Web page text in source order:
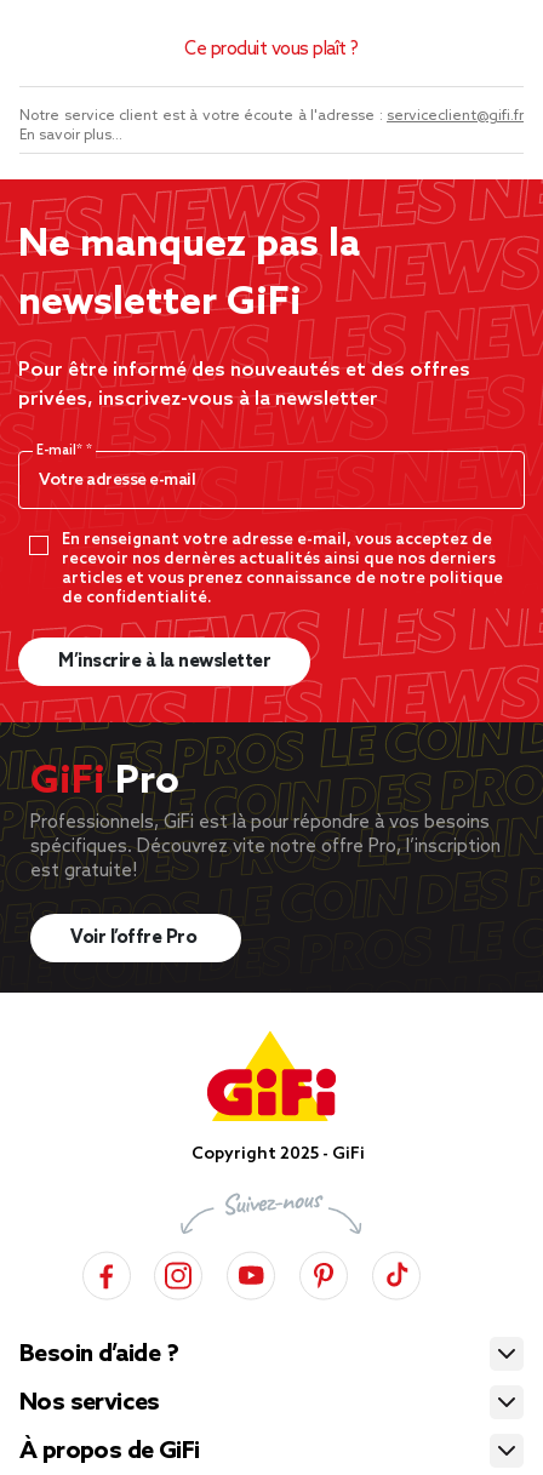
Ce produit vous plaît ?
Notre service client est à votre écoute à l'adresse : serviceclient@gifi.fr
En savoir plus...
Ne manquez pas la
newsletter GiFi
Pour être informé des nouveautés et des offres
privées, inscrivez-vous à la newsletter
E-mail*
En renseignant votre adresse e-mail, vous acceptez de
recevoir nos dernères actualités ainsi que nos derniers
articles et vous prenez connaissance de notre politique
de confidentialité.
M’inscrire à la newsletter
GiFiPro
Professionnels, GiFi est là pour répondre à vos besoins
spécifiques. Découvrez vite notre offre Pro, l’inscription
est gratuite!
Voir l’offre Pro
Copyright 2025 - GiFi
Besoin d’aide ?
Nos services
À propos de GiFi